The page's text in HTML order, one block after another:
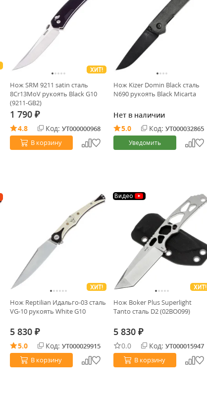
ХИТ!
Нож SRM 9211 satin сталь
8Cr13MoV рукоять Black G10
(9211-GB2)
1 790 ₽
4.8 Код: УТ000000968
В корзину
Нож Kizer Domin Black сталь
N690 рукоять Black Micarta
Нет в наличии
5.0
Код: УТ000032865
Уведомить
ХИТ!
Нож Reptilian Идальго-03 сталь
VG-10 рукоять White G10
5 830 ₽
5.0 Код: УТ000029915
В корзину
Видео
ХИТ!
Нож Boker Plus Superlight
Tanto сталь D2 (02BO099)
5 830 ₽
0.0 Код: УТ000015947
В корзину